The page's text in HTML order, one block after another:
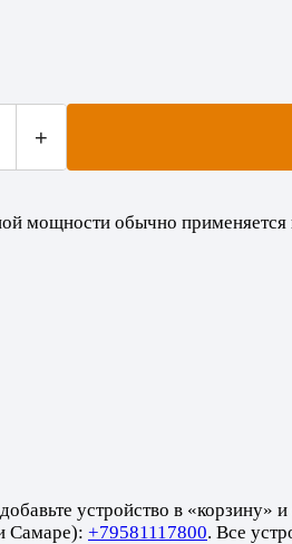
+
мощности обычно
устройство в
Самаре): +79581117800. Все